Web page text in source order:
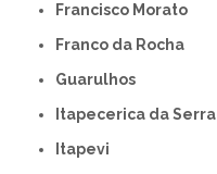
Francisco Morato
Franco da Rocha
Guarulhos
Itapecerica da Serra
Itapevi